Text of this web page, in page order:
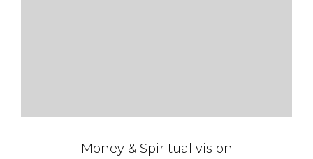
Money & Spiritual vision